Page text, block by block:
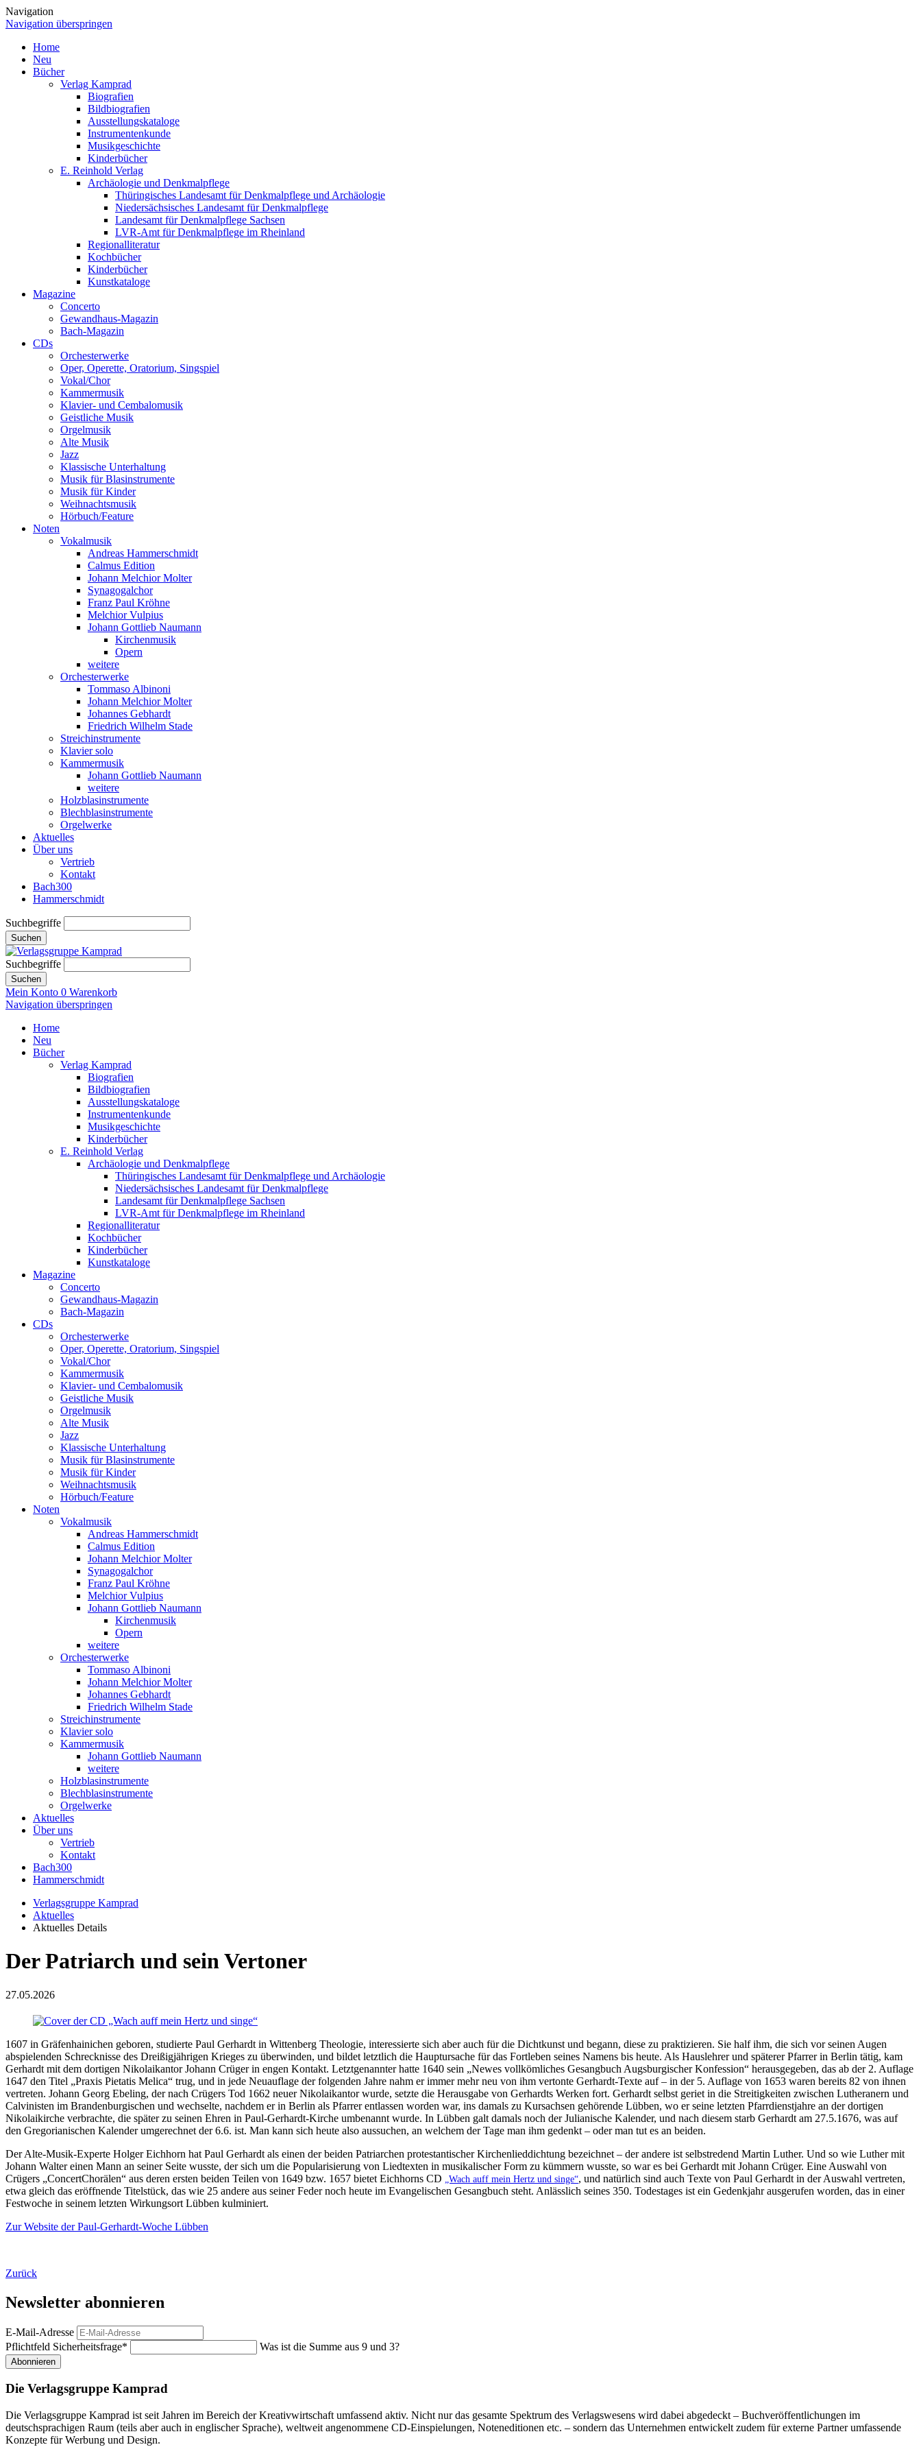
Navigation
Navigation überspringen
Home
Neu
Bücher
Verlag Kamprad
Biografien
Bildbiografien
Ausstellungskataloge
Instrumentenkunde
Musikgeschichte
Kinderbücher
E. Reinhold Verlag
Archäologie und Denkmalpflege
Thüringisches Landesamt für Denkmalpflege und Archäologie
Niedersächsisches Landesamt für Denkmalpflege
Landesamt für Denkmalpflege Sachsen
LVR-Amt für Denkmalpflege im Rheinland
Regionalliteratur
Kochbücher
Kinderbücher
Kunstkataloge
Magazine
Concerto
Gewandhaus-Magazin
Bach-Magazin
CDs
Orchesterwerke
Oper, Operette, Oratorium, Singspiel
Vokal/Chor
Kammermusik
Klavier- und Cembalomusik
Geistliche Musik
Orgelmusik
Alte Musik
Jazz
Klassische Unterhaltung
Musik für Blasinstrumente
Musik für Kinder
Weihnachtsmusik
Hörbuch/Feature
Noten
Vokalmusik
Andreas Hammerschmidt
Calmus Edition
Johann Melchior Molter
Synagogalchor
Franz Paul Kröhne
Melchior Vulpius
Johann Gottlieb Naumann
Kirchenmusik
Opern
weitere
Orchesterwerke
Tommaso Albinoni
Johann Melchior Molter
Johannes Gebhardt
Friedrich Wilhelm Stade
Streichinstrumente
Klavier solo
Kammermusik
Johann Gottlieb Naumann
weitere
Holzblasinstrumente
Blechblasinstrumente
Orgelwerke
Aktuelles
Über uns
Vertrieb
Kontakt
Bach300
Hammerschmidt
Suchbegriffe
Suchen
Suchbegriffe
Suchen
Mein Konto 0 Warenkorb
Navigation überspringen
Home
Neu
Bücher
Verlag Kamprad
Biografien
Bildbiografien
Ausstellungskataloge
Instrumentenkunde
Musikgeschichte
Kinderbücher
E. Reinhold Verlag
Archäologie und Denkmalpflege
Thüringisches Landesamt für Denkmalpflege und Archäologie
Niedersächsisches Landesamt für Denkmalpflege
Landesamt für Denkmalpflege Sachsen
LVR-Amt für Denkmalpflege im Rheinland
Regionalliteratur
Kochbücher
Kinderbücher
Kunstkataloge
Magazine
Concerto
Gewandhaus-Magazin
Bach-Magazin
CDs
Orchesterwerke
Oper, Operette, Oratorium, Singspiel
Vokal/Chor
Kammermusik
Klavier- und Cembalomusik
Geistliche Musik
Orgelmusik
Alte Musik
Jazz
Klassische Unterhaltung
Musik für Blasinstrumente
Musik für Kinder
Weihnachtsmusik
Hörbuch/Feature
Noten
Vokalmusik
Andreas Hammerschmidt
Calmus Edition
Johann Melchior Molter
Synagogalchor
Franz Paul Kröhne
Melchior Vulpius
Johann Gottlieb Naumann
Kirchenmusik
Opern
weitere
Orchesterwerke
Tommaso Albinoni
Johann Melchior Molter
Johannes Gebhardt
Friedrich Wilhelm Stade
Streichinstrumente
Klavier solo
Kammermusik
Johann Gottlieb Naumann
weitere
Holzblasinstrumente
Blechblasinstrumente
Orgelwerke
Aktuelles
Über uns
Vertrieb
Kontakt
Bach300
Hammerschmidt
Verlagsgruppe Kamprad
Aktuelles
Aktuelles Details
Der Patriarch und sein Vertoner
27.05.2026
1607 in Gräfenhainichen geboren, studierte Paul Gerhardt in Wittenberg Theologie, interessierte sich aber auch für die Dichtkunst und begann, diese zu praktizieren. Sie half ihm, die sich vor seinen Augen
abspielenden Schrecknisse des Dreißigjährigen Krieges zu überwinden, und bildet letztlich die Hauptursache für das Fortleben seines Namens bis heute. Als Hauslehrer und späterer Pfarrer in Berlin tätig, kam
Gerhardt mit dem dortigen Nikolaikantor Johann Crüger in engen Kontakt. Letztgenannter hatte 1640 sein „Newes vollkömliches Gesangbuch Augsburgischer Konfession“ herausgegeben, das ab der 2. Auflage
1647 den Titel „Praxis Pietatis Melica“ trug, und in jede Neuauflage der folgenden Jahre nahm er immer mehr neu von ihm vertonte Gerhardt-Texte auf – in der 5. Auflage von 1653 waren bereits 82 von ihnen
vertreten. Johann Georg Ebeling, der nach Crügers Tod 1662 neuer Nikolaikantor wurde, setzte die Herausgabe von Gerhardts Werken fort. Gerhardt selbst geriet in die Streitigkeiten zwischen Lutheranern und
Calvinisten im Brandenburgischen und wechselte, nachdem er in Berlin als Pfarrer entlassen worden war, ins damals zu Kursachsen gehörende Lübben, wo er seine letzten Pfarrdienstjahre an der dortigen
Nikolaikirche verbrachte, die später zu seinen Ehren in Paul-Gerhardt-Kirche umbenannt wurde. In Lübben galt damals noch der Julianische Kalender, und nach diesem starb Gerhardt am 27.5.1676, was auf
den Gregorianischen Kalender umgerechnet der 6.6. ist. Man kann sich heute also aussuchen, an welchem der Tage man ihm gedenkt – oder man tut es an beiden.
Der Alte-Musik-Experte Holger Eichhorn hat Paul Gerhardt als einen der beiden Patriarchen protestantischer Kirchenlieddichtung bezeichnet – der andere ist selbstredend Martin Luther. Und so wie Luther mit
Johann Walter einen Mann an seiner Seite wusste, der sich um die Popularisierung von Liedtexten in musikalischer Form zu kümmern wusste, so war es bei Gerhardt mit Johann Crüger. Eine Auswahl von
Crügers „ConcertChorälen“ aus deren ersten beiden Teilen von 1649 bzw. 1657 bietet Eichhorns CD
„Wach auff mein Hertz und singe“, und natürlich sind auch Texte von Paul Gerhardt in der Auswahl vertreten,
etwa gleich das eröffnende Titelstück, das wie 25 andere aus seiner Feder noch heute im Evangelischen Gesangbuch steht. Anlässlich seines 350. Todestages ist ein Gedenkjahr ausgerufen worden, das in einer
Festwoche in seinem letzten Wirkungsort Lübben kulminiert.
Zur Website der Paul-Gerhardt-Woche Lübben
Zurück
Newsletter abonnieren
E-Mail-Adresse
Pflichtfeld Sicherheitsfrage* Was ist die Summe aus 9 und 3?
Abonnieren
Die Verlagsgruppe Kamprad
Die Verlagsgruppe Kamprad ist seit Jahren im Bereich der Kreativwirtschaft umfassend aktiv. Nicht nur das gesamte Spektrum des Verlagswesens wird dabei abgedeckt – Buchveröffentlichungen im
deutschsprachigen Raum (teils aber auch in englischer Sprache), weltweit angenommene CD-Einspielungen, Noteneditionen etc. – sondern das Unternehmen entwickelt zudem für externe Partner umfassende
Konzepte für Werbung und Design.